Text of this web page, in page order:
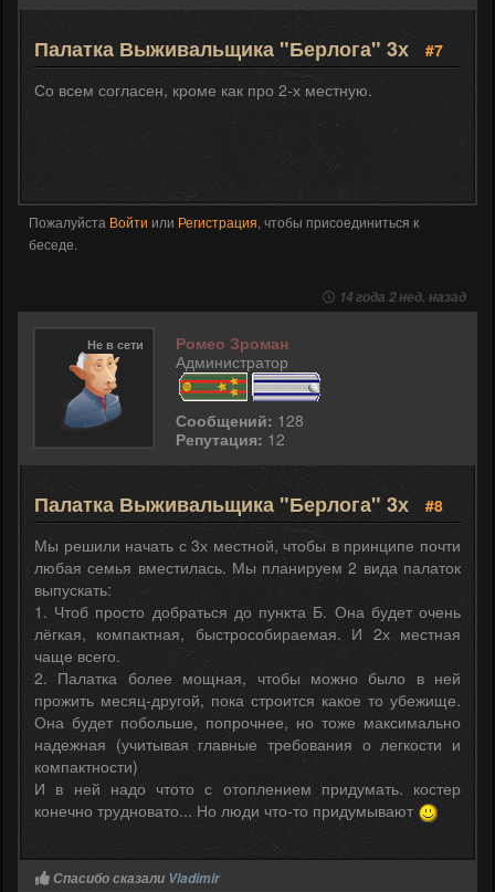
Палатка Выживальщика "Берлога" 3х
#7
Со всем согласен, кроме как про 2-х местную.
Пожалуйста Войти или Регистрация, чтобы присоединиться к
беседе.
14 года 2 нед. назад
Не в сети
Ромео Зроман
Администратор
Сообщений: 128
Репутация: 12
Палатка Выживальщика "Берлога" 3х
#8
Мы решили начать с 3х местной, чтобы в принципе почти
любая семья вместилась. Мы планируем 2 вида палаток
выпускать:
1. Чтоб просто добраться до пункта Б. Она будет очень
лёгкая, компактная, быстрособираемая. И 2х местная
чаще всего.
2. Палатка более мощная, чтобы можно было в ней
прожить месяц-другой, пока строится какое то убежище.
Она будет побольше, попрочнее, но тоже максимально
надежная (учитывая главные требования о легкости и
компактности)
И в ней надо чтото с отоплением придумать. костер
конечно трудновато... Но люди что-то придумывают
Спасибо сказали Vladimir